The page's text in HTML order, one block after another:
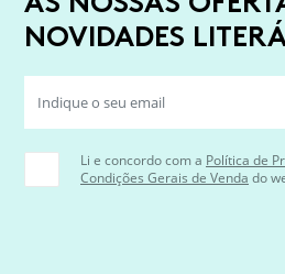
NOVIDADES
Li e concordo com a Política de
Condições Gerais de Venda do